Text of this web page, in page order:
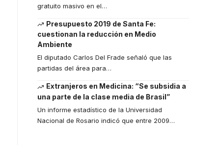
gratuito masivo en el…
Presupuesto 2019 de Santa Fe:
cuestionan la reducción en Medio
Ambiente
El diputado Carlos Del Frade señaló que las
partidas del área para…
Extranjeros en Medicina: “Se subsidia a
una parte de la clase media de Brasil”
Un informe estadístico de la Universidad
Nacional de Rosario indicó que entre 2009…